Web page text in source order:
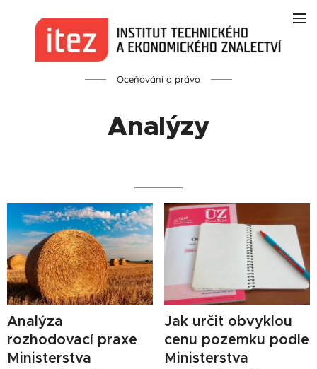
Oceňování a právo
Analýzy
Analýza
rozhodovací praxe
Ministerstva
Jak určit obvyklou
cenu pozemku podle
Ministerstva